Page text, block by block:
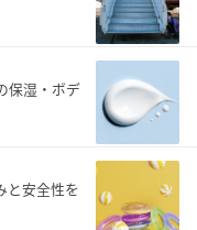
保湿・ボデ
と安全性を